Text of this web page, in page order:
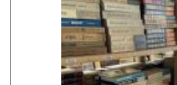
800円
800円 鹿
1,500円